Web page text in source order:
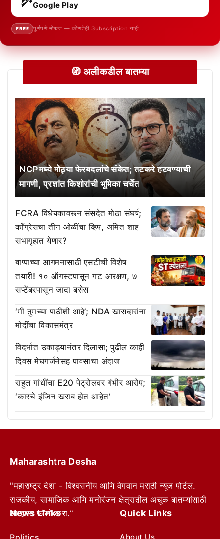
Google Play
FREE पूर्णपणे मोफत — कोणतेही Subscription नाही
🧭 अलीकडील बातम्या
NCPमध्ये मोठ्या फेरबदलांचे संकेत; तटकरे हटवण्याची
मागणी, प्रशांत किशोरांची भूमिका चर्चेत
FCRA विधेयकावरून संसदेत मोठा संघर्ष;
काँग्रेसचा तीन ओळींचा व्हिप, अमित शाह
सभागृहात येणार?
बाप्पाच्या आगमनासाठी एसटीची विशेष
तयारी! १० ऑगस्टपासून गट आरक्षण, ७
सप्टेंबरपासून जादा बसेस
‘मी तुमच्या पाठीशी आहे’; NDA खासदारांना
मोदींचा विकासमंत्र
विदर्भात उकाड्यानंतर दिलासा; पुढील काही
दिवस मेघगर्जनेसह पावसाचा अंदाज
राहुल गांधींचा E20 पेट्रोलवर गंभीर आरोप;
‘कारचे इंजिन खराब होत आहेत’
Maharashtra Desha
"महाराष्ट्र देशा - विश्वसनीय आणि वेगवान मराठी न्यूज पोर्टल.
राजकीय, सामाजिक आणि मनोरंजन क्षेत्रातील अचूक बातम्यांसाठी
आम्हाला फॉलो करा."
News Links Quick Links
About Us